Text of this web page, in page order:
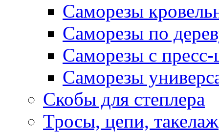
Саморезы
Саморезы по
Саморезы с
Саморезы
Скобы для степлера
Тросы, цепи, такелаж